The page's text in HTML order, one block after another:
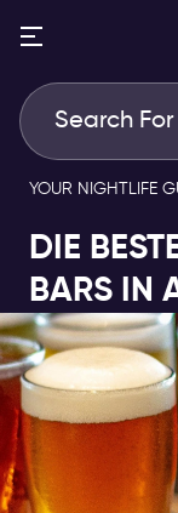
YOUR NIGHTLIFE
DIE
BARS IN